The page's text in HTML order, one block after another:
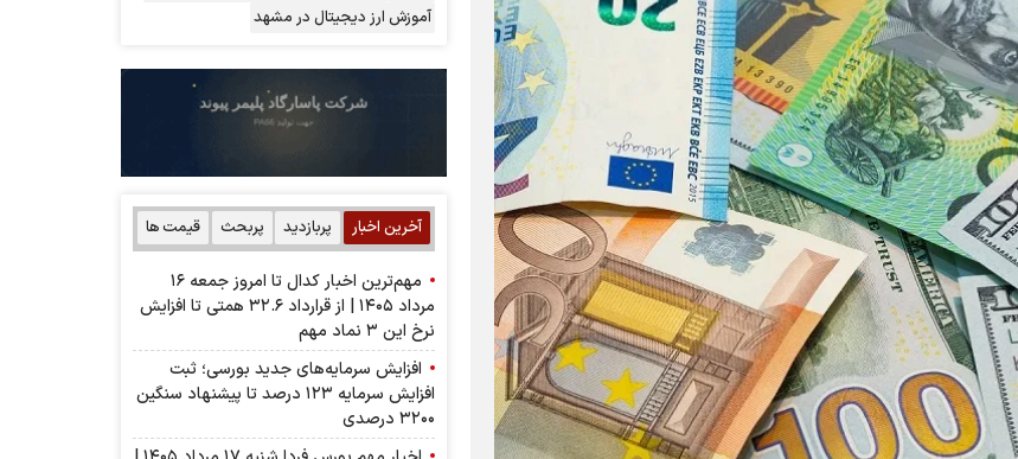
آموزش ارز دیجیتال در مشهد
آخرین اخبار پربازدید پربحث قیمت ها
مهم‌ترین اخبار کدال تا امروز جمعه ۱۶
مرداد ۱۴۰۵ | از قرارداد ۳۲.۶ همتی تا افزایش
نرخ این ۳ نماد مهم
افزایش سرمایه‌های جدید بورسی؛ ثبت
افزایش سرمایه ۱۲۳ درصد تا پیشنهاد‌ سنگین
۳۲۰۰ درصدی